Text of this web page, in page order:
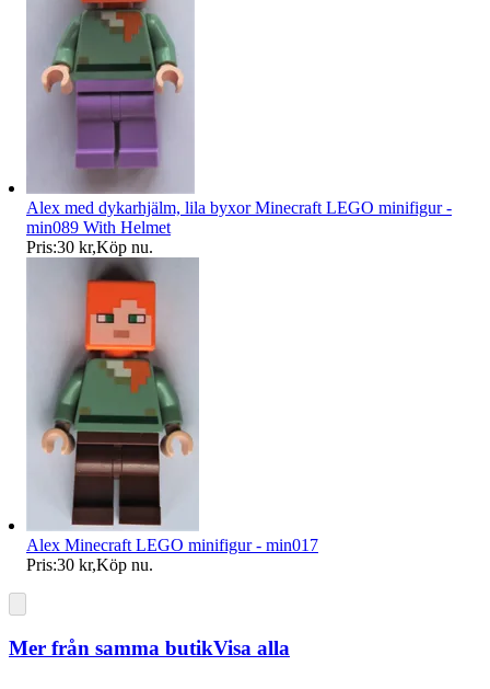
Alex med dykarhjälm, lila byxor Minecraft LEGO minifigur -
min089 With Helmet
Pris:30 kr,Köp nu.
Alex Minecraft LEGO minifigur - min017
Pris:30 kr,Köp nu.
Mer från samma butikVisa alla